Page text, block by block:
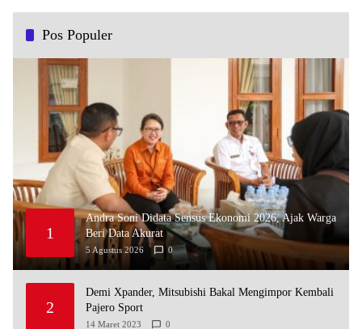
Pos Populer
1
Andra Soni Didata Sensus Ekonomi 2026, Ajak Warga
Beri Data Akurat
5 Agustus 2026 0
2
Demi Xpander, Mitsubishi Bakal Mengimpor Kembali
Pajero Sport
14 Maret 2023 0